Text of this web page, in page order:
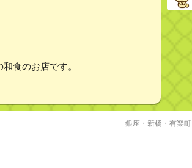
食のお店です。
銀座・新橋・有楽町